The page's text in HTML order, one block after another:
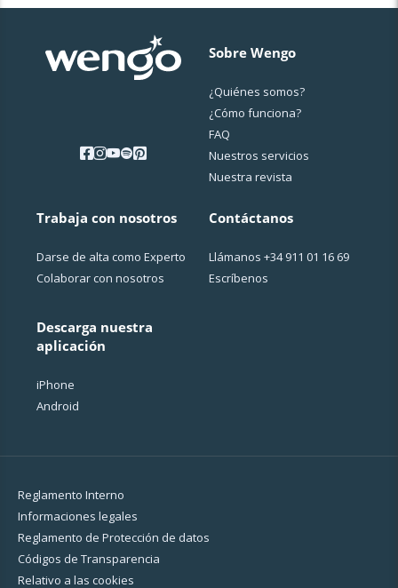
Sobre Wengo
¿Quiénes somos?
¿Cо́mo funciona?
FAQ
Nuestros servicios
Nuestra revista
Trabaja con nosotros
Darse de alta como Experto
Colaborar con nosotros
Descarga nuestra
aplicación
iPhone
Android
Contáctanos
Llámanos +34 911 01 16 69
Escríbenos
Reglamento Interno
Informaciones legales
Reglamento de Protección de datos
Códigos de Transparencia
Relativo a las cookies